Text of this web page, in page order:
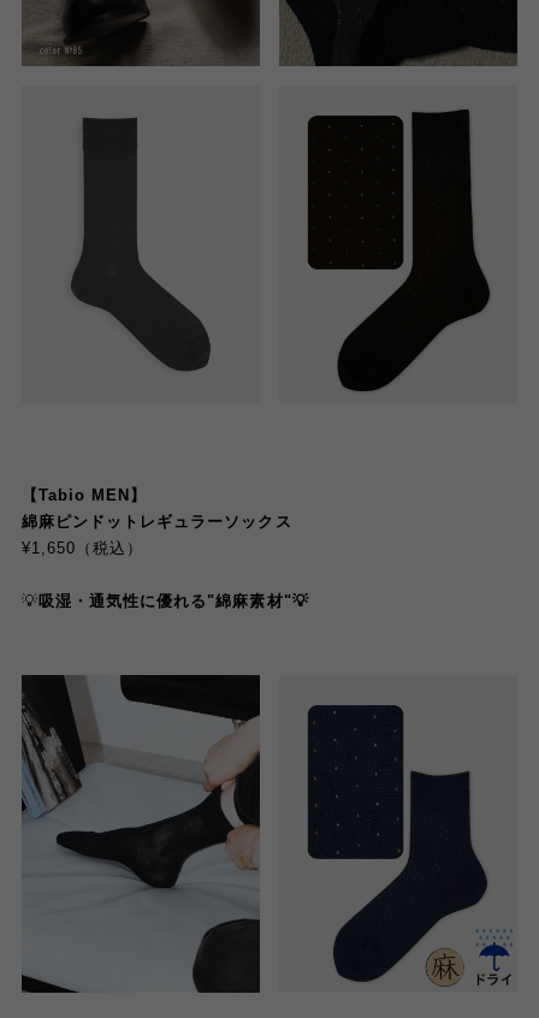
【Tabio MEN】
綿麻ピンドットレギュラーソックス
¥1,650（税込）
💡吸湿・通気性に優れる"綿麻素材"💡